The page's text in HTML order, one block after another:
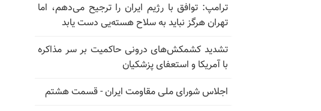
ترامپ: توافق با رژیم ایران را ترجیح می‌دهم، اما
تهران هرگز نباید به سلاح هسته‌یی دست یابد
تشدید کشمکش‌های درونی حاکمیت بر سر مذاکره
با آمریکا و استعفای پزشکیان
اجلاس شورای ملی مقاومت ایران - قسمت هشتم